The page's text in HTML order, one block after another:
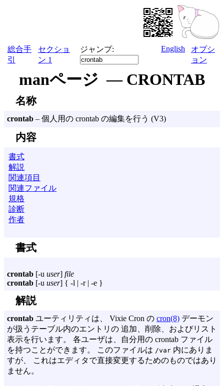
総合手
引
セクショ
ン 1
ジャンプ: English
オプシ
ョン
manページ — CRONTAB
名称
crontab – 個人用の crontab の編集を行う (V3)
内容
書式
解説
関連項目
関連ファイル
規格
診断
作者
書式
crontab [-u user] file
crontab [-u user] { -l | -r| -e }
解説
crontab ユーティリティは、 Vixie Cron の cron(8) デーモン
が扱うテーブル内のエントリの 追加、削除、およびリスト
表示を行います。 各ユーザは、自分用の crontab ファイル
を持つことができます。 このファイルは /var 内にありま
すが、 これはエディタで直接変更するためのものではあり
ません。